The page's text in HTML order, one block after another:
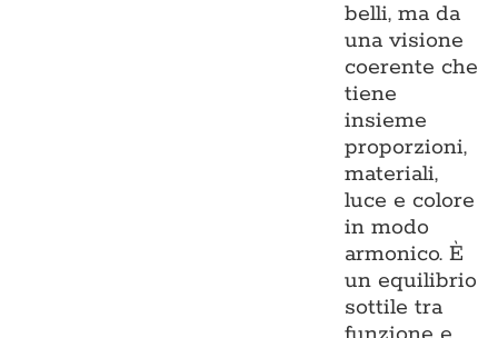
belli, ma da
una visione
coerente che
tiene
insieme
proporzioni,
materiali,
luce e colore
in modo
armonico. È
un equilibrio
sottile tra